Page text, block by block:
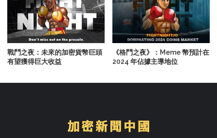
戰鬥之夜：未來的加密貨幣巨頭
有望獲得巨大收益
《格鬥之夜》：Meme 幣預計在
2024 年佔據主導地位